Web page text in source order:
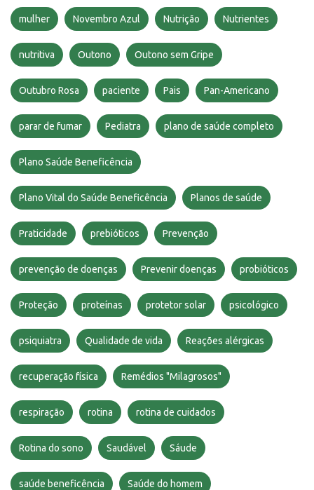
mulher Novembro Azul Nutrição Nutrientes
nutritiva Outono Outono sem Gripe
Outubro Rosa paciente Pais Pan-Americano
parar de fumar Pediatra plano de saúde completo
Plano Saúde Beneficência
Plano Vital do Saúde Beneficência Planos de saúde
Praticidade prebióticos Prevenção
prevenção de doenças Prevenir doenças probióticos
Proteção proteínas protetor solar psicológico
psiquiatra Qualidade de vida Reações alérgicas
recuperação física Remédios "Milagrosos"
respiração rotina rotina de cuidados
Rotina do sono Saudável Sáude
saúde beneficência Saúde do homem